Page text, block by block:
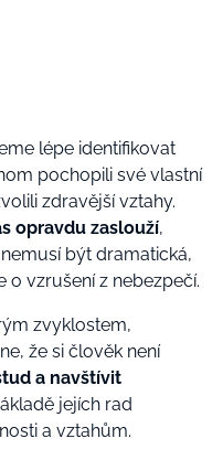
lépe identifikovat
pochopili své vlastní
zdravější vztahy.
opravdu zaslouží,
být dramatická,
o vzrušení z nebezpečí.
zvyklostem,
že si člověk není
a navštívit
jejích rad
a vztahům.